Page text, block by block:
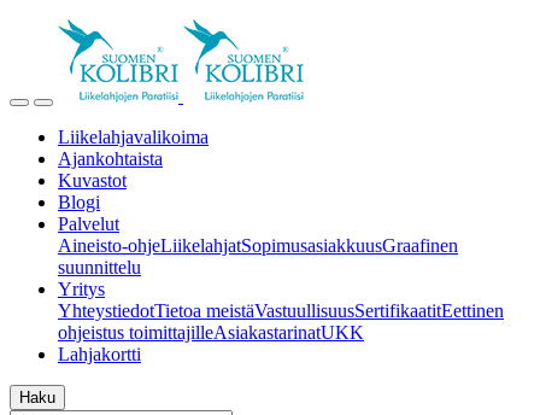
Liikelahjavalikoima
Ajankohtaista
Kuvastot
Blogi
Palvelut
Aineisto-ohjeLiikelahjatSopimusasiakkuusGraafinen
suunnittelu
Yritys
YhteystiedotTietoa meistäVastuullisuusSertifikaatitEettinen
ohjeistus toimittajilleAsiakastarinatUKK
Lahjakortti
Haku